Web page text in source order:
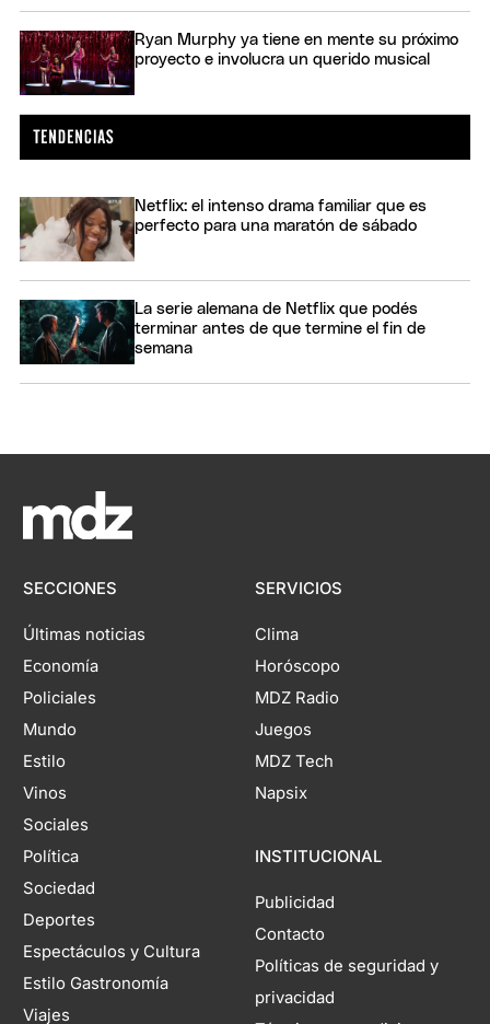
Ryan Murphy ya tiene en mente su próximo
proyecto e involucra un querido musical
Netflix: el intenso drama familiar que es
perfecto para una maratón de sábado
La serie alemana de Netflix que podés
terminar antes de que termine el fin de
semana
SECCIONES
Últimas noticias
Economía
Policiales
Mundo
Estilo
Vinos
Sociales
Política
Sociedad
Deportes
Espectáculos y Cultura
Estilo Gastronomía
Viajes
SERVICIOS
Clima
Horóscopo
MDZ Radio
Juegos
MDZ Tech
Napsix
INSTITUCIONAL
Publicidad
Contacto
Políticas de seguridad y
privacidad